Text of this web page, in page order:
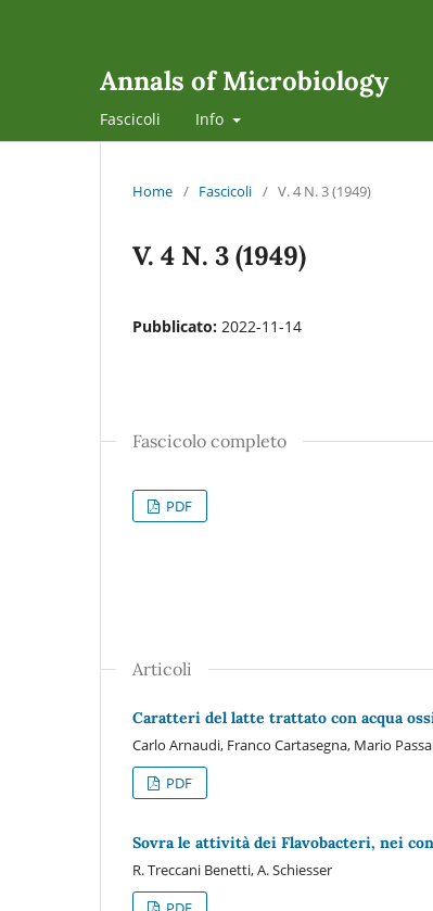
Annals of Microbiology
Fascicoli Info
Home / Fascicoli / V. 4 N. 3 (1949)
V. 4 N. 3 (1949)
Pubblicato: 2022-11-14
Fascicolo completo
PDF
Articoli
Caratteri del latte trattato con acqua
Carlo Arnaudi, Franco Cartasegna, Mario
PDF
Sovra le attività dei Flavobacteri, nei
R. Treccani Benetti, A. Schiesser